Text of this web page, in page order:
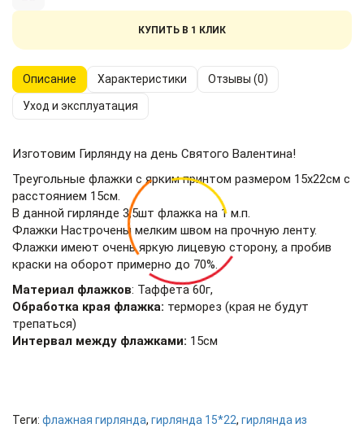
КУПИТЬ В 1 КЛИК
Описание Характеристики Отзывы (0)
Уход и эксплуатация
Изготовим Гирлянду на день Святого Валентина!
Треугольные флажки с ярким принтом размером 15х22см с
расстоянием 15см.
В данной гирлянде 3,5шт флажка на 1 м.п.
Флажки Настрочены мелким швом на прочную ленту.
Флажки имеют очень яркую лицевую сторону, а пробив
краски на оборот примерно до 70%.
Материал флажков: Таффета 60г,
Обработка края флажка: терморез (края не будут
трепаться)
Интервал между флажками: 15см
Теги: флажная гирлянда, гирлянда 15*22, гирлянда из